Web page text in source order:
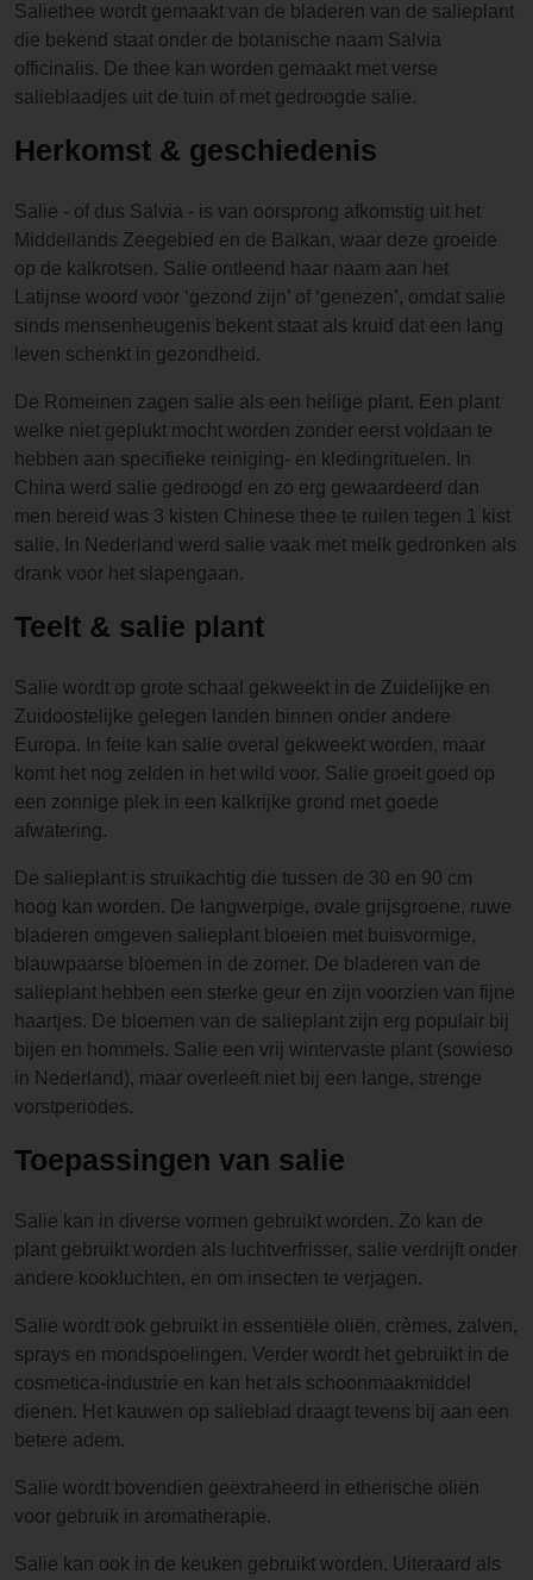
Saliethee wordt gemaakt van de bladeren van de salieplant
die bekend staat onder de botanische naam Salvia
officinalis. De thee kan worden gemaakt met verse
salieblaadjes uit de tuin of met gedroogde salie.
Herkomst & geschiedenis
Salie - of dus Salvia - is van oorsprong afkomstig uit het
Middellands Zeegebied en de Balkan, waar deze groeide
op de kalkrotsen. Salie ontleend haar naam aan het
Latijnse woord voor ‘gezond zijn’ of ‘genezen’, omdat salie
sinds mensenheugenis bekent staat als kruid dat een lang
leven schenkt in gezondheid.
De Romeinen zagen salie als een heilige plant. Een plant
welke niet geplukt mocht worden zonder eerst voldaan te
hebben aan specifieke reiniging- en kledingrituelen. In
China werd salie gedroogd en zo erg gewaardeerd dan
men bereid was 3 kisten Chinese thee te ruilen tegen 1 kist
salie. In Nederland werd salie vaak met melk gedronken als
drank voor het slapengaan.
Teelt & salie plant
Salie wordt op grote schaal gekweekt in de Zuidelijke en
Zuidoostelijke gelegen landen binnen onder andere
Europa. In feite kan salie overal gekweekt worden, maar
komt het nog zelden in het wild voor. Salie groeit goed op
een zonnige plek in een kalkrijke grond met goede
afwatering.
De salieplant is struikachtig die tussen de 30 en 90 cm
hoog kan worden. De langwerpige, ovale grijsgroene, ruwe
bladeren omgeven salieplant bloeien met buisvormige,
blauwpaarse bloemen in de zomer. De bladeren van de
salieplant hebben een sterke geur en zijn voorzien van fijne
haartjes. De bloemen van de salieplant zijn erg populair bij
bijen en hommels. Salie een vrij wintervaste plant (sowieso
in Nederland), maar overleeft niet bij een lange, strenge
vorstperiodes.
Toepassingen van salie
Salie kan in diverse vormen gebruikt worden. Zo kan de
plant gebruikt worden als luchtverfrisser, salie verdrijft onder
andere kookluchten, en om insecten te verjagen.
Salie wordt ook gebruikt in essentiële oliën, crèmes, zalven,
sprays en mondspoelingen. Verder wordt het gebruikt in de
cosmetica-industrie en kan het als schoonmaakmiddel
dienen. Het kauwen op salieblad draagt tevens bij aan een
betere adem.
Salie wordt bovendien geëxtraheerd in etherische oliën
voor gebruik in aromatherapie.
Salie kan ook in de keuken gebruikt worden. Uiteraard als